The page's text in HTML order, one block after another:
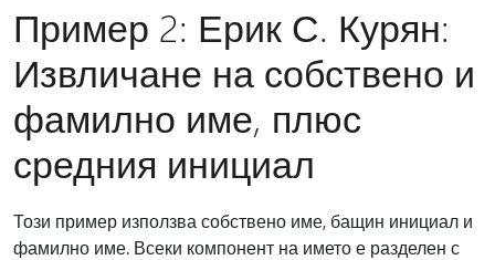
Пример 2: Ерик С. Курян:
Извличане на собствено и
фамилно име, плюс
средния инициал
Този пример използва собствено име, бащин инициал и
фамилно име. Всеки компонент на името е разделен с